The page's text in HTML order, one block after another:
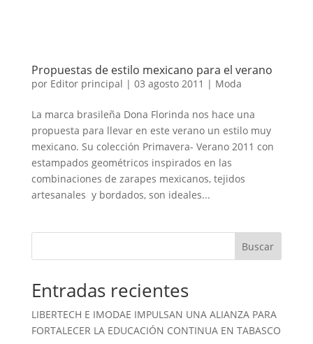
Propuestas de estilo mexicano para el verano
por Editor principal | 03 agosto 2011 | Moda
La marca brasileña Dona Florinda nos hace una
propuesta para llevar en este verano un estilo muy
mexicano. Su colección Primavera- Verano 2011 con
estampados geométricos inspirados en las
combinaciones de zarapes mexicanos, tejidos
artesanales y bordados, son ideales...
Buscar
Entradas recientes
LIBERTECH E IMODAE IMPULSAN UNA ALIANZA PARA
FORTALECER LA EDUCACIÓN CONTINUA EN TABASCO